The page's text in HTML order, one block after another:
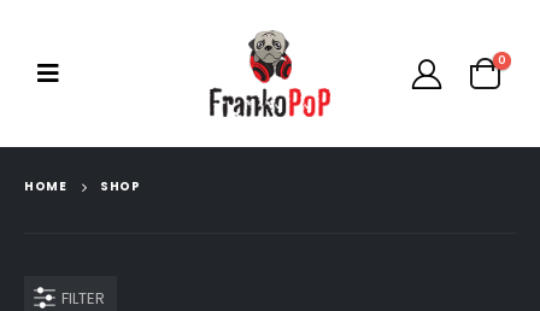
0
HOME SHOP
FILTER